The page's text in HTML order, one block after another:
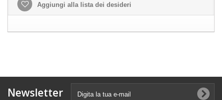
Aggiungi alla lista dei desideri
Newsletter